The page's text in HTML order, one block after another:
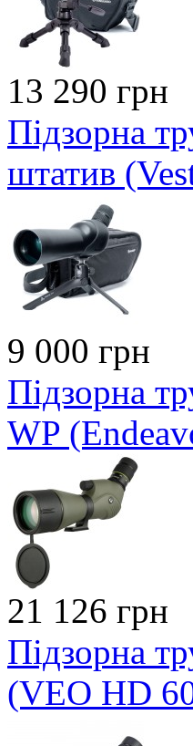
13 290 грн
Підзорна
штатив
9 000 грн
Підзорна
WP
21 126 грн
Підзорна
(VEO HD